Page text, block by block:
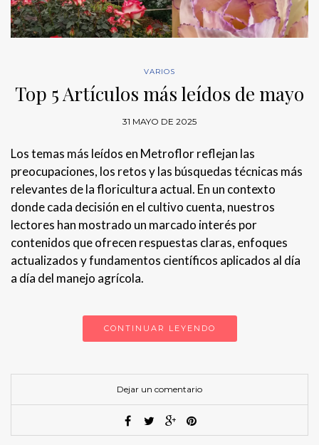
VARIOS
Top 5 Artículos más leídos de mayo
31 MAYO DE 2025
Los temas más leídos en Metroflor reflejan las
preocupaciones, los retos y las búsquedas técnicas más
relevantes de la floricultura actual. En un contexto
donde cada decisión en el cultivo cuenta, nuestros
lectores han mostrado un marcado interés por
contenidos que ofrecen respuestas claras, enfoques
actualizados y fundamentos científicos aplicados al día
a día del manejo agrícola.
CONTINUAR LEYENDO
Dejar un comentario